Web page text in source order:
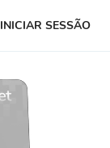
INICIAR SESSÃO